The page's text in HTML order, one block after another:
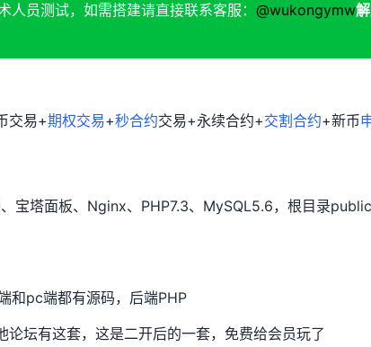
人员测试，如需搭建请直接联系客服： @wukongymw
交易+期权交易+秒合约交易+永续合约+交割合约+新币
宝塔面板、Nginx、PHP7.3、MySQL5.6，根目录
和pc端都有源码，后端PHP
论坛有这套，这是二开后的一套，免费给会员玩了